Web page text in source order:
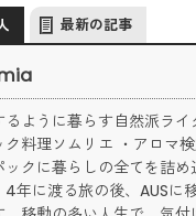
最新の記事
るように暮らす自然派ラ
ク料理ソムリエ ・アロマ
ックに暮らしの全てを詰め
4年に渡る旅の後、AUSに